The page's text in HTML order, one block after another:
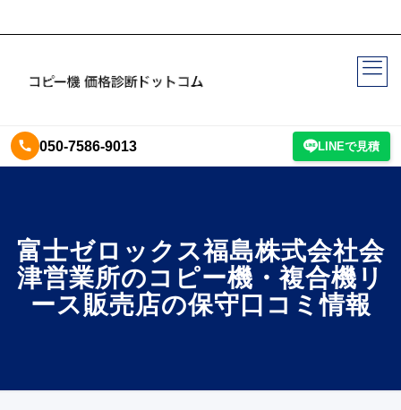
050-7586-9013 LINEで見積
富士ゼロックス福島株式会社会
津営業所のコピー機・複合機リ
ース販売店の保守口コミ情報